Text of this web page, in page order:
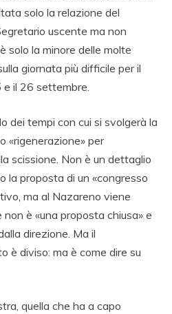
solo la relazione del
uscente ma non
solo la minore delle molte
giornata più difficile per il
il 26 settembre.
dei tempi con cui si svolgerà la
«rigenerazione» per
scissione. Non è un dettaglio
la proposta di un «congresso
ma al Nazareno viene
è «una proposta chiusa» e
direzione. Ma il
è diviso: ma è come dire su
quella che ha a capo